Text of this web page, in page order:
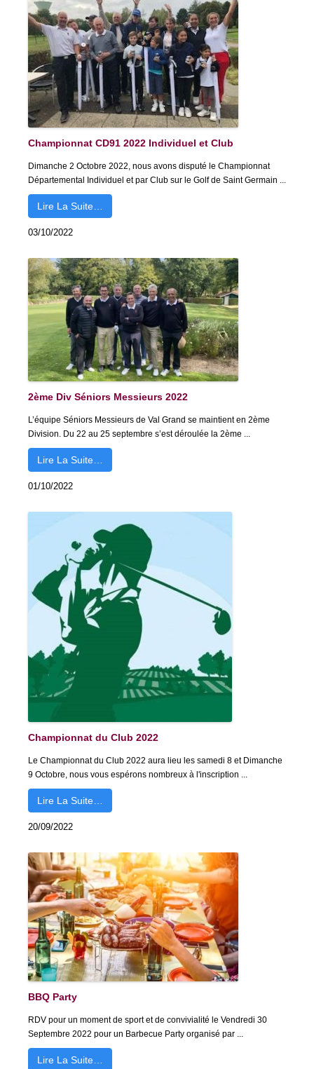
Championnat CD91 2022 Individuel et Club
Dimanche 2 Octobre 2022, nous avons disputé le Championnat
Départemental Individuel et par Club sur le Golf de Saint Germain ...
Lire La Suite…
03/10/2022
2ème Div Séniors Messieurs 2022
L’équipe Séniors Messieurs de Val Grand se maintient en 2ème
Division. Du 22 au 25 septembre s’est déroulée la 2ème ...
Lire La Suite…
01/10/2022
Championnat du Club 2022
Le Championnat du Club 2022 aura lieu les samedi 8 et Dimanche
9 Octobre, nous vous espérons nombreux à l'inscription ...
Lire La Suite…
20/09/2022
BBQ Party
RDV pour un moment de sport et de convivialité le Vendredi 30
Septembre 2022 pour un Barbecue Party organisé par ...
Lire La Suite…